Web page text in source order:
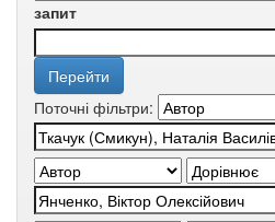
запит
Поточні фільтри: